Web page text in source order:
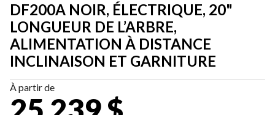
DF200A NOIR, ÉLECTRIQUE, 20"
LONGUEUR DE L’ARBRE,
ALIMENTATION À DISTANCE
INCLINAISON ET GARNITURE
À partir de